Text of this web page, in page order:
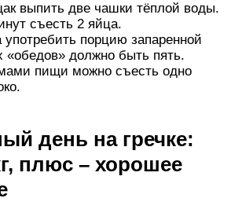
выпить две чашки тёплой воды.
съесть 2 яйца.
употребить порцию запаренной
«обедов» должно быть пять.
пищи можно съесть одно
день на гречке:
плюс – хорошее